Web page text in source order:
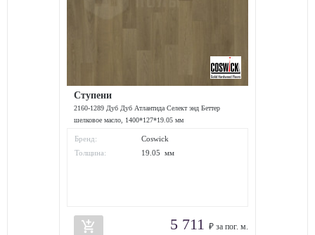
Ступени
2160-1289 Дуб Дуб Атлантида Селект энд Беттер
шелковое масло, 1400*127*19.05 мм
Бренд:
Coswick
Толщина:
19.05 мм
add_shopping_cart 5 711 ₽ за пог. м.